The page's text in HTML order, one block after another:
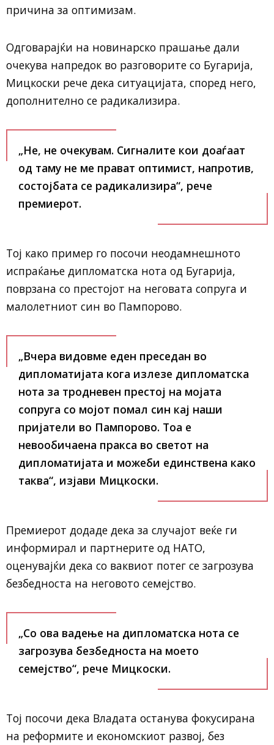
причина за оптимизам.
Одговарајќи на новинарско прашање дали
очекува напредок во разговорите со Бугарија,
Мицкоски рече дека ситуацијата, според него,
дополнително се радикализира.
„Не, не очекувам. Сигналите кои доаѓаат
од таму не ме прават оптимист, напротив,
состојбата се радикализира“, рече
премиерот.
Тој како пример го посочи неодамнешното
испраќање дипломатска нота од Бугарија,
поврзана со престојот на неговата сопруга и
малолетниот син во Пампорово.
„Вчера видовме еден преседан во
дипломатијата кога излезе дипломатска
нота за тродневен престој на мојата
сопруга со мојот помал син кај наши
пријатели во Пампорово. Тоа е
невообичаена пракса во светот на
дипломатијата и можеби единствена како
таква“, изјави Мицкоски.
Премиерот додаде дека за случајот веќе ги
информирал и партнерите од НАТО,
оценувајќи дека со ваквиот потег се загрозува
безбедноста на неговото семејство.
„Со ова вадење на дипломатска нота се
загрозува безбедноста на моето
семејство“, рече Мицкоски.
Тој посочи дека Владата останува фокусирана
на реформите и економскиот развој, без